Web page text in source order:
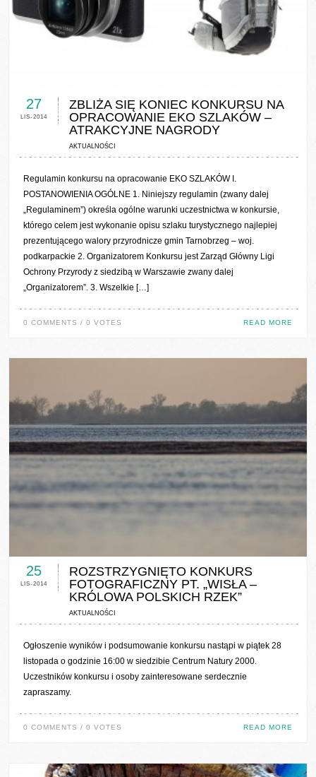
27
LIS-2014
ZBLIŻA SIĘ KONIEC KONKURSU NA
OPRACOWANIE EKO SZLAKÓW –
ATRAKCYJNE NAGRODY
AKTUALNOŚCI
Regulamin konkursu na opracowanie EKO SZLAKÓW I.
POSTANOWIENIA OGÓLNE 1. Niniejszy regulamin (zwany dalej
„Regulaminem”) określa ogólne warunki uczestnictwa w konkursie,
którego celem jest wykonanie opisu szlaku turystycznego najlepiej
prezentującego walory przyrodnicze gmin Tarnobrzeg – woj.
podkarpackie 2. Organizatorem Konkursu jest Zarząd Główny Ligi
Ochrony Przyrody z siedzibą w Warszawie zwany dalej
„Organizatorem”. 3. Wszelkie […]
0 COMMENTS / 0 VOTES READ MORE
25
LIS-2014
ROZSTRZYGNIĘTO KONKURS
FOTOGRAFICZNY PT. „WISŁA –
KRÓLOWA POLSKICH RZEK”
AKTUALNOŚCI
Ogłoszenie wyników i podsumowanie konkursu nastąpi w piątek 28
listopada o godzinie 16:00 w siedzibie Centrum Natury 2000.
Uczestników konkursu i osoby zainteresowane serdecznie
zapraszamy.
0 COMMENTS / 0 VOTES READ MORE